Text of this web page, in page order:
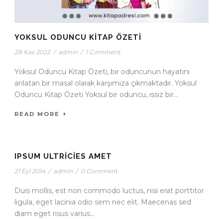
YOKSUL ODUNCU KITAP ÖZETI
28 Kas 2022 / admin / 1 Comment
Yoksul Oduncu Kitap Özeti, bir oduncunun hayatını
anlatan bir masal olarak karşımıza çıkmaktadır. Yoksul
Oduncu Kitap Özeti Yoksul bir oduncu, ıssız bir...
READ MORE
IPSUM ULTRICIES AMET
21 Eyl 2014 / admin / 0 Comment
Duis mollis, est non commodo luctus, nisi erat porttitor
ligula, eget lacinia odio sem nec elit. Maecenas sed
diam eget risus varius...